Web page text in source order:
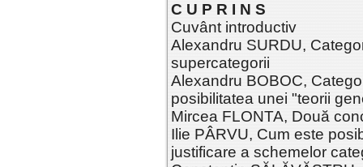
C U P R I N S
Cuvânt introductiv
Alexandru SURDU,
supercategorii
Alexandru BOBOC,
posibilitatea unei "teorii
Mircea FLONTA, Două
Ilie PÂRVU, Cum este
justificare a schemelor